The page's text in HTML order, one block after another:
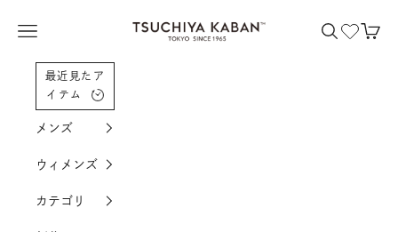
土屋鞄製造所
メニューを開く 検索を開く
カー
最近見たア
イテム
メンズ
ウィメンズ
カテゴリ